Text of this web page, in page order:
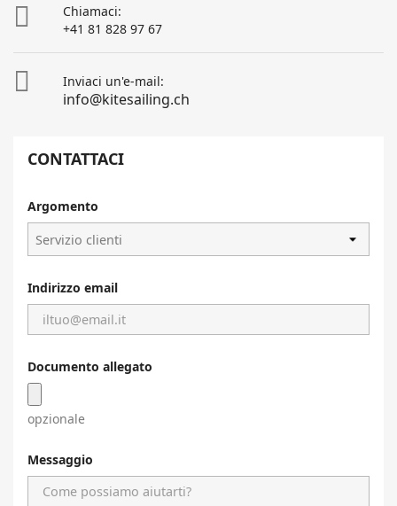

Chiamaci:
+41 81 828 97 67
 Inviaci un'e-mail:
info@kitesailing.ch
CONTATTACI
Argomento
Indirizzo email
Documento allegato
opzionale
Messaggio